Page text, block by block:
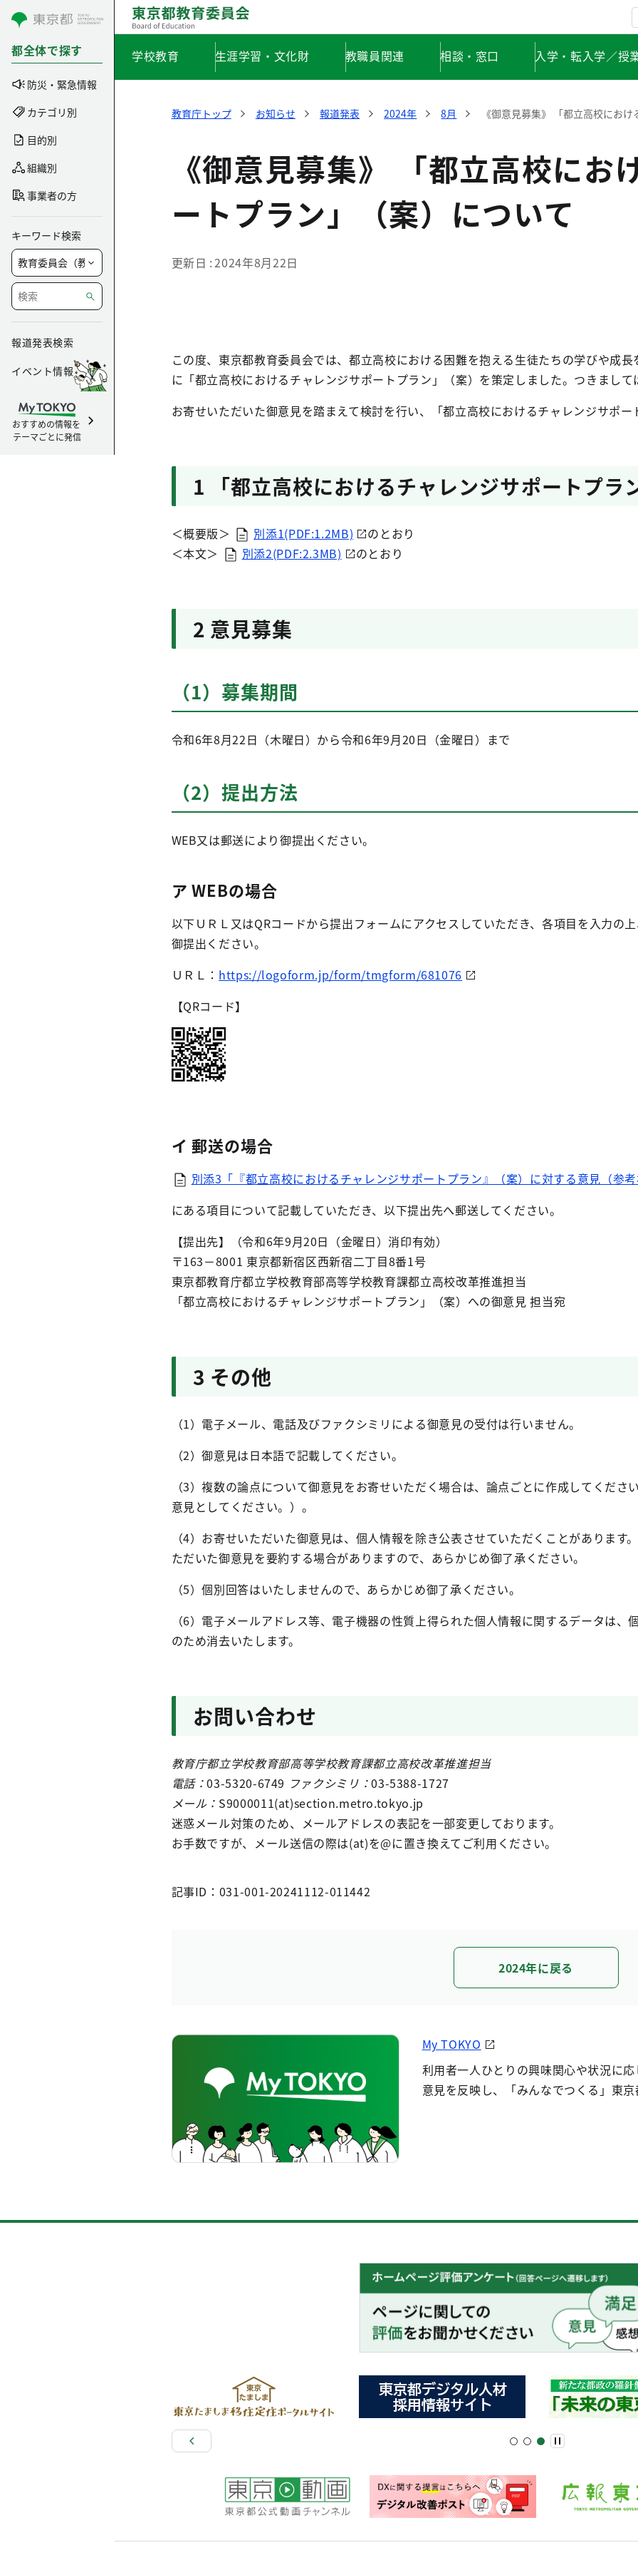
コンテンツにスキップ
都全体で探す
防災・緊急情報
カテゴリ別
目的別
組織別
事業者の方
キーワード検索
報道発表検索
イベント情報
おすすめの情報を
テーマごとに発信
学校教育 生涯学習・文化財 教職員関連 相談・窓口 入学・転入学／授
教育庁トップ お知らせ 報道発表 2024年 8月 《御意見募集》 「都立高校にお
《御意見募集》 「都立高校にお
ートプラン」（案）について
更新日 2024年8月22日
この度、東京都教育委員会では、都立高校における困難を抱える生徒たちの学びや成
に「都立高校におけるチャレンジサポートプラン」（案）を策定しました。つきまして
お寄せいただいた御意見を踏まえて検討を行い、「都立高校におけるチャレンジサポー
1 「都立高校におけるチャレンジサポートプラ
＜概要版＞ 別添1(PDF:1.2MB)
のとおり
＜本文＞
別添2(PDF:2.3MB) のとおり
2 意見募集
（1）募集期間
令和6年8月22日（木曜日）から令和6年9月20日（金曜日）まで
（2）提出方法
WEB又は郵送により御提出ください。
ア WEBの場合
以下ＵＲＬ又はQRコードから提出フォームにアクセスしていただき、各項目を入力の
御提出ください。
ＵＲＬ： https://logoform.jp/form/tmgform/681076
【QRコード】
イ 郵送の場合
別添3「『都立高校におけるチャレンジサポートプラン』（案）に対する意見（参
にある項目について記載していただき、以下提出先へ郵送してください。
【提出先】（令和6年9月20日（金曜日）消印有効）
〒163－8001 東京都新宿区西新宿二丁目8番1号
東京都教育庁都立学校教育部高等学校教育課都立高校改革推進担当
「都立高校におけるチャレンジサポートプラン」（案）への御意見 担当宛
3 その他
（1）電子メール、電話及びファクシミリによる御意見の受付は行いません。
（2）御意見は日本語で記載してください。
（3）複数の論点について御意見をお寄せいただく場合は、論点ごとに作成してくださ
意見としてください。）。
（4）お寄せいただいた御意見は、個人情報を除き公表させていただくことがあります
ただいた御意見を要約する場合がありますので、あらかじめ御了承ください。
（5）個別回答はいたしませんので、あらかじめ御了承ください。
（6）電子メールアドレス等、電子機器の性質上得られた個人情報に関するデータは、
のため消去いたします。
お問い合わせ
教育庁都立学校教育部高等学校教育課都立高校改革推進担当
電話：03-5320-6749 ファクシミリ：03-5388-1727
メール： S9000011(at)section.metro.tokyo.jp
迷惑メール対策のため、メールアドレスの表記を一部変更しております。
お手数ですが、メール送信の際は(at)を@に置き換えてご利用ください。
記事ID：031-001-20241112-011442
2024年に戻る
My TOKYO
利用者一人ひとりの興味関心や状況に
意見を反映し、「みんなでつくる」東京